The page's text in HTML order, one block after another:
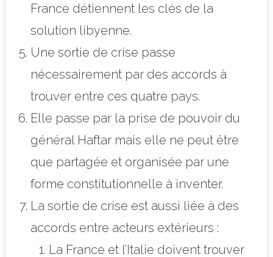
France détiennent les clés de la
solution libyenne.
Une sortie de crise passe
nécessairement par des accords à
trouver entre ces quatre pays.
Elle passe par la prise de pouvoir du
général Haftar mais elle ne peut être
que partagée et organisée par une
forme constitutionnelle à inventer.
La sortie de crise est aussi liée à des
accords entre acteurs extérieurs :
La France et l’Italie doivent trouver